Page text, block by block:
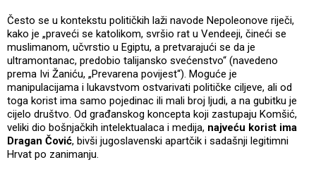
Često se u kontekstu političkih laži navode Nepoleonove riječi,
kako je „praveći se katolikom, svršio rat u Vendeeji, čineći se
muslimanom, učvrstio u Egiptu, a pretvarajući se da je
ultramontanac, predobio talijansko svećenstvo“ (navedeno
prema Ivi Žaniću, „Prevarena povijest“). Moguće je
manipulacijama i lukavstvom ostvarivati političke ciljeve, ali od
toga korist ima samo pojedinac ili mali broj ljudi, a na gubitku je
cijelo društvo. Od građanskog koncepta koji zastupaju Komšić,
veliki dio bošnjačkih intelektualaca i medija, najveću korist ima
Dragan Čović, bivši jugoslavenski apartčik i sadašnji legitimni
Hrvat po zanimanju.